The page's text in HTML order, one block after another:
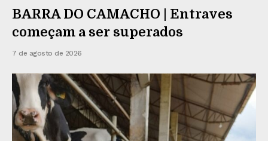
BARRA DO CAMACHO | Entraves
começam a ser superados
7 de agosto de 2026